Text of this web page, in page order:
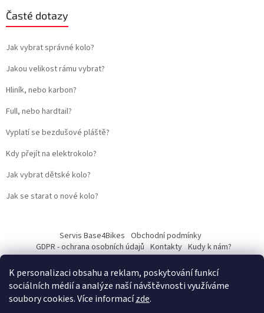
K personalizaci obsahu a reklam, poskytování funkcí
sociálních médií a analýze naší návštěvnosti využíváme
soubory cookies. Více informacízde.
Časté dotazy
Jak vybrat správné kolo?
Jakou velikost rámu vybrat?
Hliník, nebo karbon?
Full, nebo hardtail?
Vyplatí se bezdušové pláště?
Kdy přejít na elektrokolo?
Jak vybrat dětské kolo?
Jak se starat o nové kolo?
Servis Base4Bikes Obchodní podmínky
GDPR - ochrana osobních údajů Kontakty Kudy k nám?
Vytvořil Shoptet